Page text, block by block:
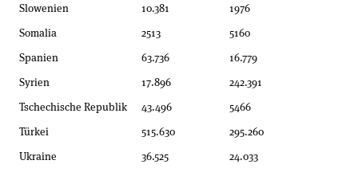
Slowenien
10.381
1976
Somalia
2513
5160
Spanien
63.736
16.779
Syrien
17.896
242.391
Tschechische Republik
43.496
5466
Türkei
515.630
295.260
Ukraine
36.525
24.033